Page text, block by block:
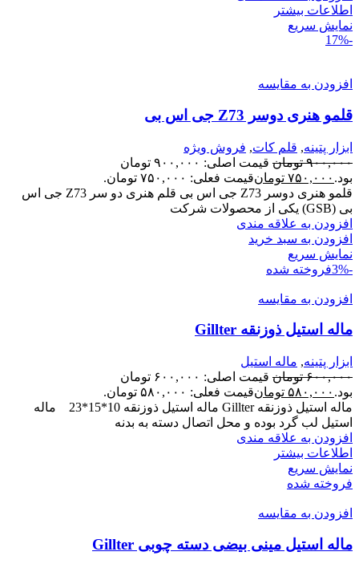
اطلاعات بیشتر
نمایش سریع
-17%
افزودن به مقایسه
قلمو هنری دوسر Z73 جی اس بی
ابزار پتینه, قلم کات, فروش ویژه
۹۰۰,۰۰۰ تومان
قیمت اصلی: ۹۰۰,۰۰۰ تومان
بود. ۷۵۰,۰۰۰ تومانقیمت فعلی: ۷۵۰,۰۰۰ تومان.
قلمو هنری دوسر Z73 جی اس بی قلم هنری دو سر Z73 جی اس
بی (GSB) یکی از محصولات شرکت
افزودن به علاقه مندی
افزودن به سبد خرید
نمایش سریع
-3%
فروخته شده
افزودن به مقایسه
ماله استیل ذوزنقه Gillter
ابزار پتینه, ماله استیل
۶۰۰,۰۰۰ تومان
قیمت اصلی: ۶۰۰,۰۰۰ تومان
بود. ۵۸۰,۰۰۰ تومانقیمت فعلی: ۵۸۰,۰۰۰ تومان.
ماله استیل ذوزنقه Gillter ماله استیل ذوزنقه 10*15*23 ماله
استیل لب گرد بوده و محل اتصال دسته به بدنه
افزودن به علاقه مندی
اطلاعات بیشتر
نمایش سریع
فروخته شده
افزودن به مقایسه
ماله استیل مینی بیضی دسته چوبی Gillter